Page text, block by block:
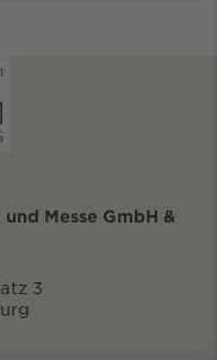
Messe GmbH &
3